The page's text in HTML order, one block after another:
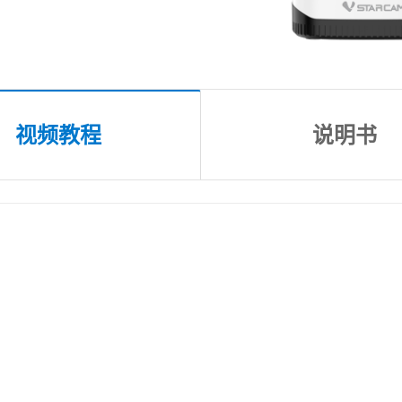
视频教程 说明书